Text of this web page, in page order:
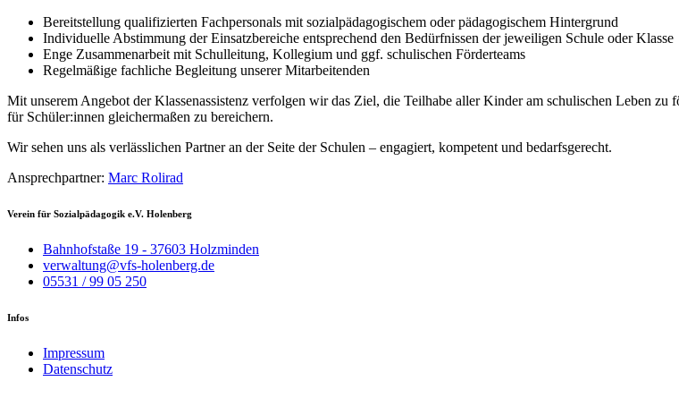
Bereitstellung qualifizierten Fachpersonals mit sozialpädagogischem oder pädagogischem Hintergrund
Individuelle Abstimmung der Einsatzbereiche entsprechend den Bedürfnissen der jeweiligen Schule oder Klasse
Enge Zusammenarbeit mit Schulleitung, Kollegium und ggf. schulischen Förderteams
Regelmäßige fachliche Begleitung unserer Mitarbeitenden
Mit unserem Angebot der Klassenassistenz verfolgen wir das Ziel, die Teilhabe aller Kinder am schulischen Leben
für Schüler:innen gleichermaßen zu bereichern.
Wir sehen uns als verlässlichen Partner an der Seite der Schulen – engagiert, kompetent und bedarfsgerecht.
Ansprechpartner: Marc Rolirad
Verein für Sozialpädagogik e.V. Holenberg
Bahnhofstaße 19 - 37603 Holzminden
verwaltung@vfs-holenberg.de
05531 / 99 05 250
Infos
Impressum
Datenschutz